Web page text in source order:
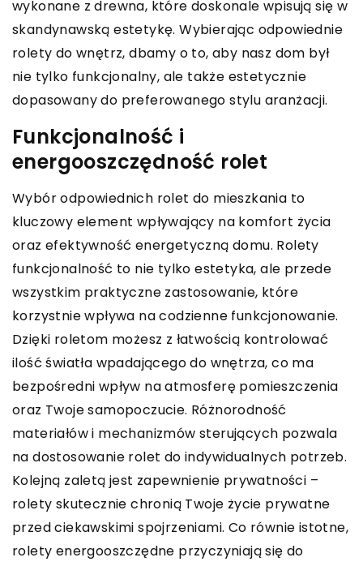
wykonane z drewna, które doskonale wpisują się w
skandynawską estetykę. Wybierając odpowiednie
rolety do wnętrz, dbamy o to, aby nasz dom był
nie tylko funkcjonalny, ale także estetycznie
dopasowany do preferowanego stylu aranżacji.
Funkcjonalność i
energooszczędność rolet
Wybór odpowiednich rolet do mieszkania to
kluczowy element wpływający na komfort życia
oraz efektywność energetyczną domu. Rolety
funkcjonalność to nie tylko estetyka, ale przede
wszystkim praktyczne zastosowanie, które
korzystnie wpływa na codzienne funkcjonowanie.
Dzięki roletom możesz z łatwością kontrolować
ilość światła wpadającego do wnętrza, co ma
bezpośredni wpływ na atmosferę pomieszczenia
oraz Twoje samopoczucie. Różnorodność
materiałów i mechanizmów sterujących pozwala
na dostosowanie rolet do indywidualnych potrzeb.
Kolejną zaletą jest zapewnienie prywatności –
rolety skutecznie chronią Twoje życie prywatne
przed ciekawskimi spojrzeniami. Co równie istotne,
rolety energooszczędne przyczyniają się do